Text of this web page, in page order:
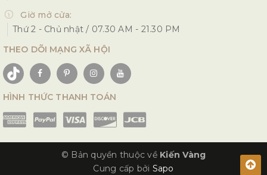
Giờ mở cửa:
Thứ 2 - Chủ nhật / 07.30 AM - 21.30 PM
THEO DÕI MẠNG XÃ HỘI
HÌNH THỨC THANH TOÁN
© Bản quyền thuộc về Kiến Vàng
Cung cấp bởi Sapo